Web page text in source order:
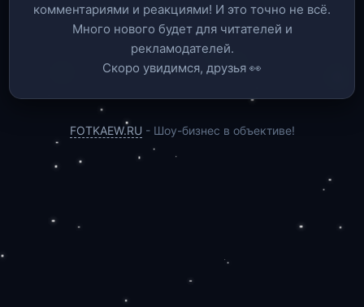
комментариями и реакциями! И это точно не всё.
Много нового будет для читателей и
рекламодателей.
Скоро увидимся, друзья 👀
FOTKAEW.RU - Шоу-бизнес в объективе!